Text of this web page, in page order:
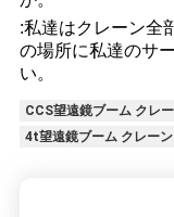
:私達はクレーン全
の場所に私達のサ
い。
CCS望遠鏡ブーム クレ
4t望遠鏡ブーム クレーン